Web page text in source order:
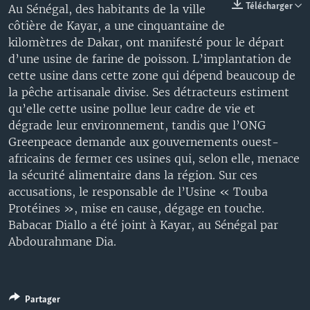
Télécharger
Au Sénégal, des habitants de la ville
côtière de Kayar, a une cinquantaine de
kilomètres de Dakar, ont manifesté pour le départ
d’une usine de farine de poisson. L’implantation de
cette usine dans cette zone qui dépend beaucoup de
la pêche artisanale divise. Ses détracteurs estiment
qu’elle cette usine pollue leur cadre de vie et
dégrade leur environnement, tandis que l’ONG
Greenpeace demande aux gouvernements ouest-
africains de fermer ces usines qui, selon elle, menace
la sécurité alimentaire dans la région. Sur ces
accusations, le responsable de l’Usine « Touba
Protéines », mise en cause, dégage en touche.
Babacar Diallo a été joint à Kayar, au Sénégal par
Abdourahmane Dia.
Partager